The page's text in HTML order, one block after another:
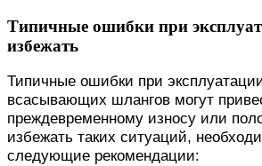
Типичные ошибки при
избежать
Типичные ошибки при
всасывающих шлангов могут
преждевременному износу или
избежать таких ситуаций,
следующие рекомендации: